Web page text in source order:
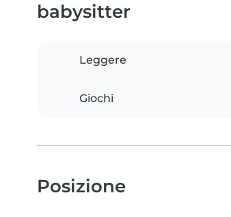
babysitter
Leggere
Giochi
Posizione